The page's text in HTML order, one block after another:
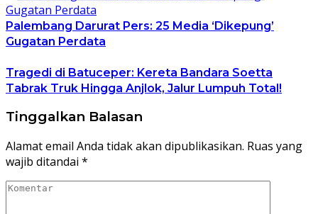
Palembang Darurat Pers: 25 Media ‘Dikepung’
Gugatan Perdata
Tragedi di Batuceper: Kereta Bandara Soetta
Tabrak Truk Hingga Anjlok, Jalur Lumpuh Total!
Tinggalkan Balasan
Alamat email Anda tidak akan dipublikasikan. Ruas yang
wajib ditandai *